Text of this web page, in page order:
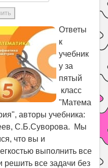
Ответы
к
учебник
у за
пятый
класс
"Матема
авторы учебника:
С.Б.Суворова. Мы
что вы и
выполнить все
решить все задачи без